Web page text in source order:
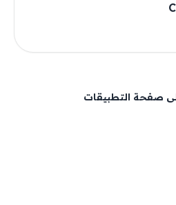
صفحة التطبيقات